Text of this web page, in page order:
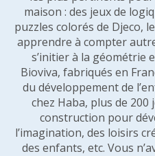
maison : des jeux de
puzzles colorés de Djeco,
apprendre à compter
s’initier à la géométrie
Bioviva, fabriqués en
du développement de
chez Haba, plus de 200
construction pour
l’imagination, des loisirs
des enfants, etc. Vous